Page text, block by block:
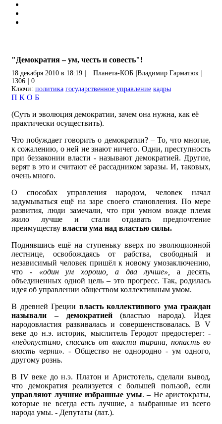
"Демократия – ум, честь и совесть"!
18 декабря 2010 в 18:19 Планета-КОБ Владимир Гарматюк
1306
0
Ключи: политика государственное управление кадры
П К О Б
(Суть и эволюция демократии, зачем она нужна, как её
практически осуществить).
Что побуждает говорить о демократии? – То, что многие,
к сожалению, о ней не знают ничего. Одни, преступность
при беззаконии власти - называют демократией. Другие,
верят в это и считают её рассадником заразы. И, таковых,
очень много.
О способах управления народом, человек начал
задумываться ещё на заре своего становления. По мере
развития, люди замечали, что при умном вожде племя
жило лучше и стали отдавать предпочтение
преимуществу власти ума над властью силы.
Поднявшись ещё на ступеньку вверх по эволюционной
лестнице, освобождаясь от рабства, свободный и
независимый человек пришёл к новому умозаключению,
что - «один ум хорошо, а два лучше»,а десять,
объединенных одной цель – это прогресс. Так, родилась
идея об управлении обществом коллективным умом.
В древней Греции власть коллективного ума граждан
называли –
демократией(властью народа). Идея
народовластия развивалась и совершенствовалась. В V
веке до н.э. историк, мыслитель Геродот предостерег: -
«недопустимо, спасаясь от власти тирана, попасть во
власть черни». - Общество не однородно - ум одного,
другому рознь.
В IV веке до н.э. Платон и Аристотель, сделали вывод,
что демократия реализуется с большей пользой, если
управляют лучшие избранные умы. – Не аристократы,
которые не всегда есть лучшие, а выбранные из всего
народа умы. - Депутаты (лат.).